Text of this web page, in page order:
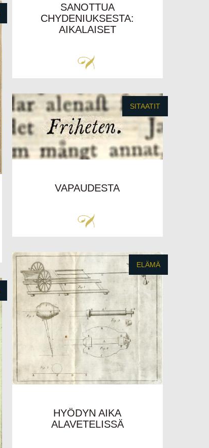
SANOTTUA
CHYDENIUKSESTA:
AIKALAISET
SITAATIT
VAPAUDESTA
ELÄMÄ
HYÖDYN AIKA
ALAVETELISSÄ